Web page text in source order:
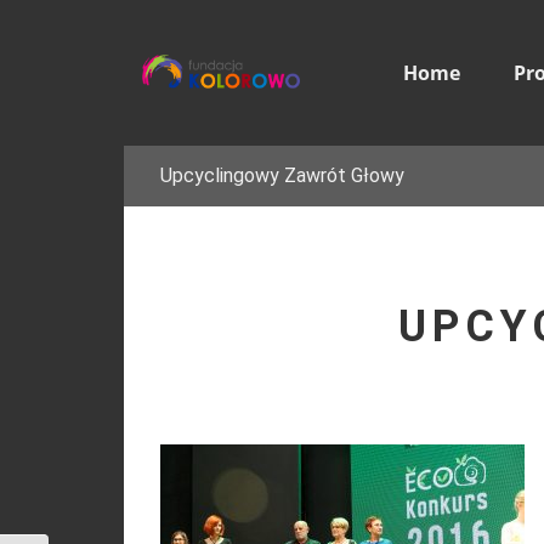
Home
Upcyclingowy Zawrót Głowy